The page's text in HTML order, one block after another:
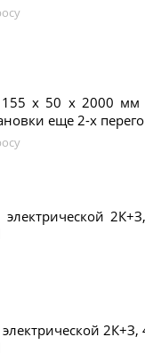
х 50 x 2000 мм
еще 2-х